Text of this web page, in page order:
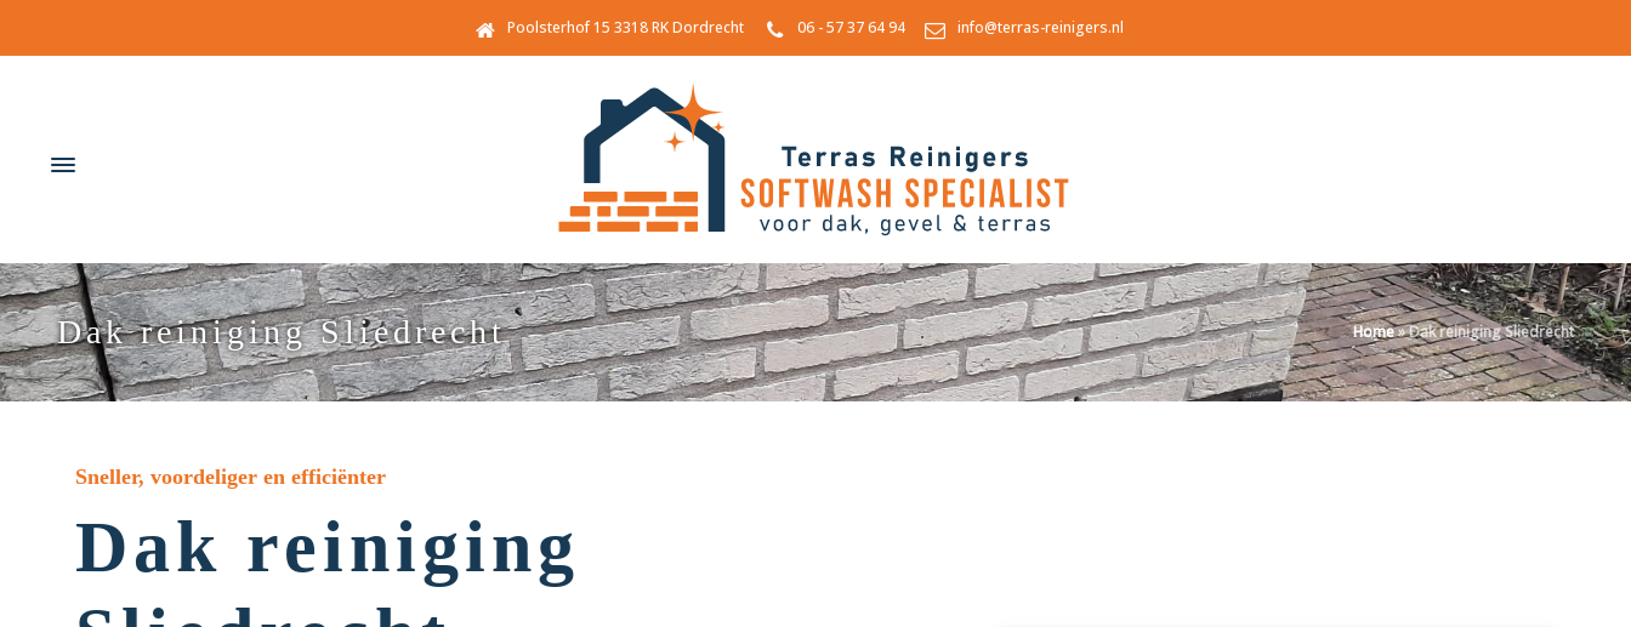
Poolsterhof 15 3318 RK Dordrecht 06 - 57 37 64 94 info@terras-reinigers.nl
Dak reiniging Sliedrecht Home»Dak reiniging Sliedrecht
Sneller, voordeliger en efficiënter
Dak reiniging